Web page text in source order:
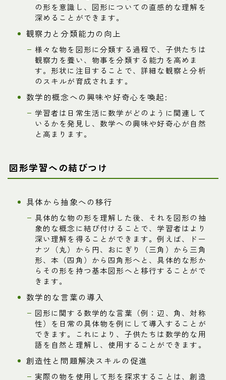
の形を意識し、図形についての直感的な理解を
深めることができます。
観察力と分類能力の向上
様々な物を図形に分類する過程で、子供たちは
観察力を養い、物事を分類する能力を高めま
す。形状に注目することで、詳細な観察と分析
のスキルが育成されます。
数学的概念への興味や好奇心を喚起:
学習者は日常生活に数学がどのように関連して
いるかを発見し、数学への興味や好奇心が自然
と高まります。
図形学習への結びつけ
具体から抽象への移行
具体的な物の形を理解した後、それを図形の抽
象的な概念に結び付けることで、学習者はより
深い理解を得ることができます。例えば、ドー
ナツ（丸）から円、おにぎり（三角）から三角
形、本（四角）から四角形へと、具体的な形か
らその形を持つ基本図形へと移行することがで
きます。
数学的な言葉の導入
図形に関する数学的な言葉（例：辺、角、対称
性）を日常の具体物を例にして導入することが
できます。これにより、子供たちは数学的な用
語を自然と理解し、使用することができます。
創造性と問題解決スキルの促進
実際の物を使用して形を探求することは、創造